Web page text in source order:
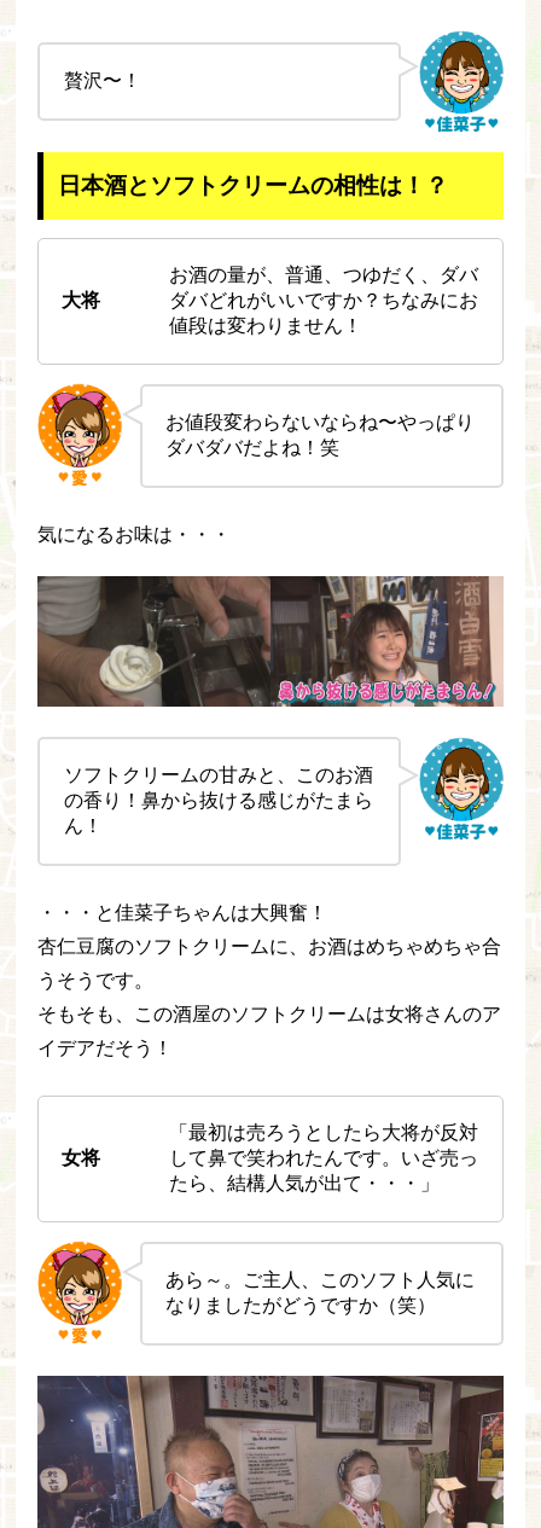
贅沢〜！
日本酒とソフトクリームの相性は！？
大将
お酒の量が、普通、つゆだく、ダバ
ダバどれがいいですか？ちなみにお
値段は変わりません！
お値段変わらないならね〜やっぱり
ダバダバだよね！笑
気になるお味は・・・
ソフトクリームの甘みと、このお酒
の香り！鼻から抜ける感じがたまら
ん！
・・・と佳菜子ちゃんは大興奮！
杏仁豆腐のソフトクリームに、お酒はめちゃめちゃ合
うそうです。
そもそも、この酒屋のソフトクリームは女将さんのア
イデアだそう！
女将
「最初は売ろうとしたら大将が反対
して鼻で笑われたんです。いざ売っ
たら、結構人気が出て・・・」
あら～。ご主人、このソフト人気に
なりましたがどうですか（笑）